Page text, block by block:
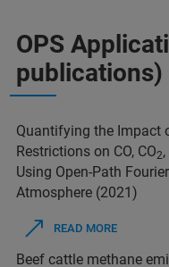
OPS
publications)
Quantifying the Impact
Restrictions on CO, CO2
Using Open-Path
Atmosphere (2021)
READ MORE
Beef cattle methane